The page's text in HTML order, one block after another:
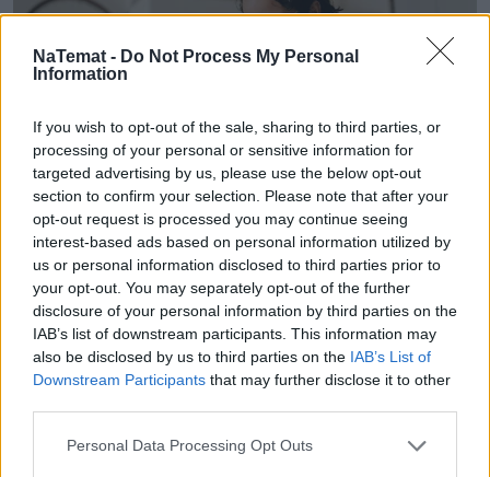
NaTemat - Do Not Process My Personal
Information
If you wish to opt-out of the sale, sharing to third parties, or
processing of your personal or sensitive information for
targeted advertising by us, please use the below opt-out
section to confirm your selection. Please note that after your
opt-out request is processed you may continue seeing
interest-based ads based on personal information utilized by
us or personal information disclosed to third parties prior to
your opt-out. You may separately opt-out of the further
disclosure of your personal information by third parties on the
IAB’s list of downstream participants. This information may
also be disclosed by us to third parties on the IAB’s List of
Downstream Participants that may further disclose it to other
Personal Data Processing Opt Outs
Orange znów na czele. Powody, dla
których tyle osób przenosi do niego
numery
Ponad 360 000 numerów przeniesiono w II kwartale
2026 roku w sieciach mobilnych. Jak podaje UKE,
najwięcej użytkowników w ramach tej operacji
zyskał Orange. Pomarańczowy operator po raz
kolejny znalazł się na pierwszym miejscu
zestawienia. Co sprawia, że staje się on pierwszym